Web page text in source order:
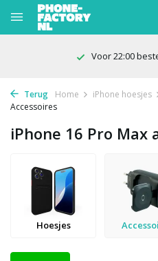
100
Terug Home iPhone hoesjes
Accessoires
iPhone 16 Pro Max
Hoesjes